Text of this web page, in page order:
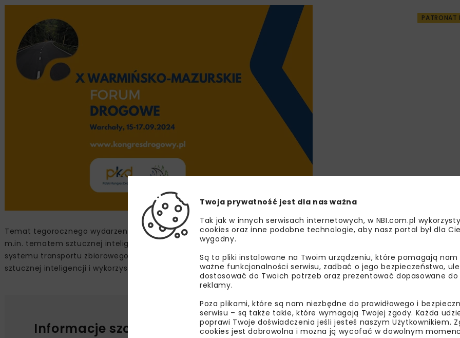
PATRONAT
Temat tegorocznego wydarzenia to “Drogi Przyszłości – czy sztuczna inteligencja zastąpi człowieka?”. Zajmiemy się
m.in. tematem sztucznej inteligencji w transporcie czy transportem rowerowym i kolejowym jako częścią
systemu transportu zbiorowego. Wydarzenie wzbogaci debata panelowa o szansach i zagrożeniach, jakie niesie ze
sztucznej inteligencji i wykorzystywania jej w transporcie.
Informacje szczegółowe o wydarzeniu
Twoja prywatność jest dla nas ważna
Tak jak w innych serwisach internetowych, w NBI.com.pl
cookies oraz inne podobne technologie, aby nasz portal był dla
wygodny.
Są to pliki instalowane na Twoim urządzeniu, które pomagają nam
ważne funkcjonalności serwisu, zadbać o jego bezpieczeństwo,
dostosować do Twoich potrzeb oraz prezentować dopasowane
reklamy.
Poza plikami, które są nam niezbędne do prawidłowego i
serwisu – są także takie, które wymagają Twojej zgody. Każda
poprawi Twoje doświadczenia jeśli jesteś naszym Użytkownikiem.
cookies jest dobrowolna i można ją wycofać w dowolnym